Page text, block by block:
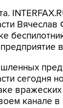
сегодня
канале в